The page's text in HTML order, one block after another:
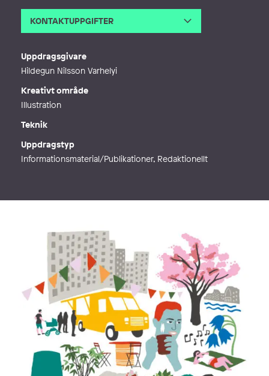
KONTAKTUPPGIFTER
Uppdragsgivare
Hildegun Nilsson Varhelyi
Kreativt område
Illustration
Teknik
Uppdragstyp
Informationsmaterial/Publikationer, Redaktionellt